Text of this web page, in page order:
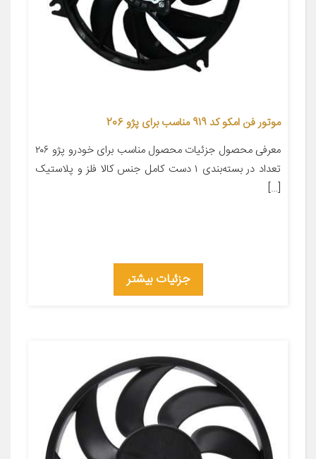
موتور فن امکو کد 919 مناسب برای پژو 206
معرفی محصول جزئیات محصول مناسب برای خودرو پژو ۲۰۶
تعداد در بسته‌بندی ۱ دست کامل جنس کالا فلز و پلاستیک
[…]
جزئیات بیشتر